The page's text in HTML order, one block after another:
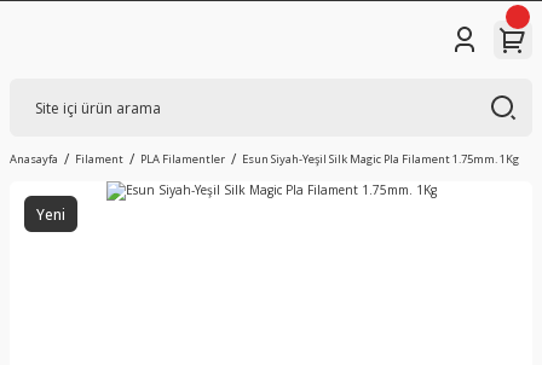
Anasayfa Filament PLA Filamentler Esun Siyah-Yeşil Silk Magic Pla Filament 1.75mm. 1Kg
Yeni